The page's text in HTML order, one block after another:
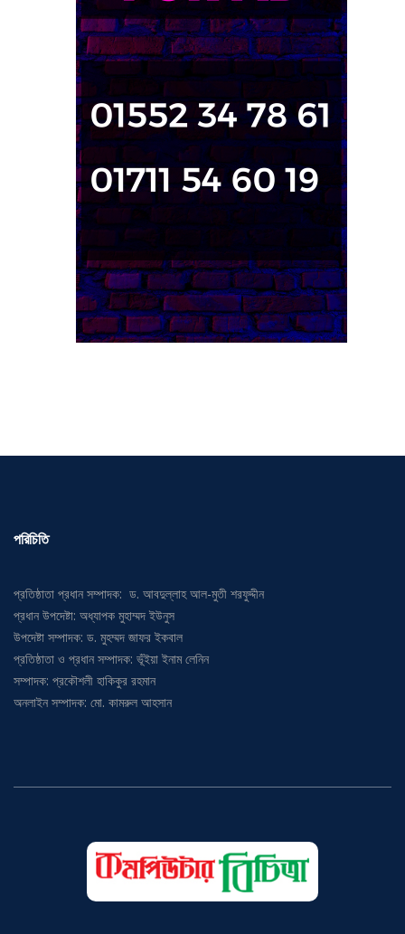
পরিচিতি
প্রতিষ্ঠাতা প্রধান সম্পাদক: ড. আবদুল্লাহ আল-মুতী শরফুদ্দীন
প্রধান উপদেষ্টা: অধ্যাপক মুহাম্মদ ইউনুস
উপদেষ্টা সম্পাদক: ড. মুহম্মদ জাফর ইকবাল
প্রতিষ্ঠাতা ও প্রধান সম্পাদক: ভূঁইয়া ইনাম লেনিন
সম্পাদক: প্রকৌশলী হাকিকুর রহমান
অনলাইন সম্পাদক: মো. কামরুল আহসান